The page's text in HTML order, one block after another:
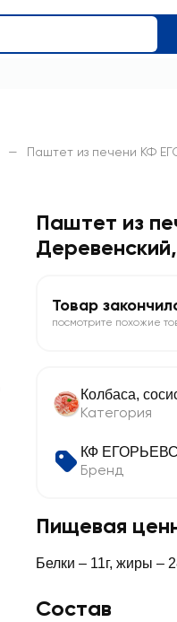
— Паштет из печени КФ
Паштет из
Деревенский,
Товар
посмотрите похожие
Колбаса,
Категория
КФ
Бренд
Пищевая
Белки – 11г, жиры –
Состав